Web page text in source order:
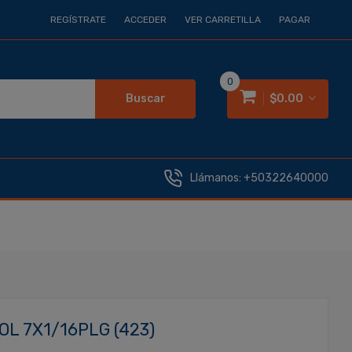
REGÍSTRATE ACCEDER VER CARRETILLA PAGAR
Buscar $0.00
0
Llámanos: +50322640000
7X1/16PLG (423)